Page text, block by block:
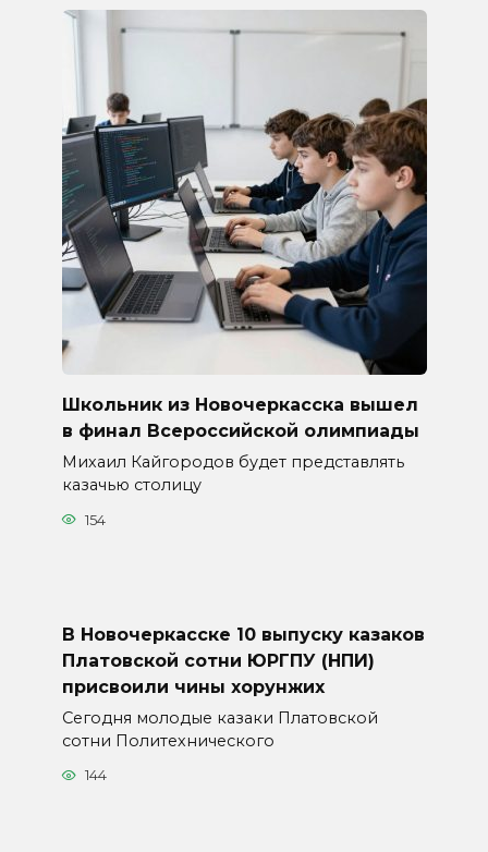
Школьник из Новочеркасска вышел
в финал Всероссийской олимпиады
Михаил Кайгородов будет представлять
казачью столицу
154
В Новочеркасске 10 выпуску казаков
Платовской сотни ЮРГПУ (НПИ)
присвоили чины хорунжих
Сегодня молодые казаки Платовской
сотни Политехнического
144